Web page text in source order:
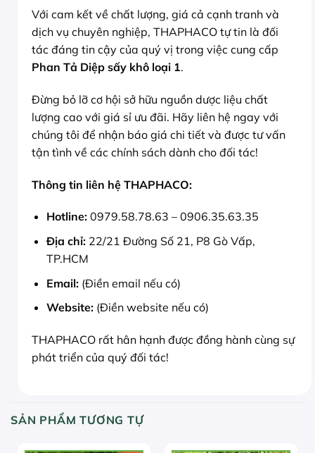
Với cam kết về chất lượng, giá cả cạnh tranh và
dịch vụ chuyên nghiệp, THAPHACO tự tin là đối
tác đáng tin cậy của quý vị trong việc cung cấp
Phan Tả Diệp sấy khô loại 1.
Đừng bỏ lỡ cơ hội sở hữu nguồn dược liệu chất
lượng cao với giá sỉ ưu đãi. Hãy liên hệ ngay với
chúng tôi để nhận báo giá chi tiết và được tư vấn
tận tình về các chính sách dành cho đối tác!
Thông tin liên hệ THAPHACO:
Hotline:0979.58.78.63 – 0906.35.63.35
Địa chỉ:22/21 Đường Số 21, P8 Gò Vấp,
TP.HCM
Email:(Điền email nếu có)
Website:(Điền website nếu có)
THAPHACO rất hân hạnh được đồng hành cùng sự
phát triển của quý đối tác!
SẢN PHẨM TƯƠNG TỰ